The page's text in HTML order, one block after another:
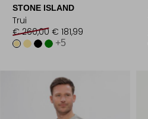
STONE ISLAND
Trui
€ 260,00 € 181,99
+5